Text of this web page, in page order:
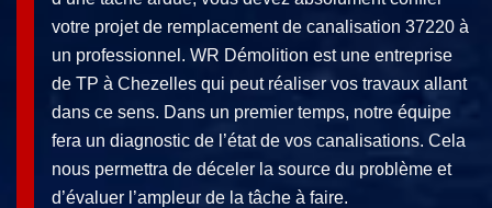
votre projet de remplacement de canalisation 37220 à
un professionnel. WR Démolition est une entreprise
de TP à Chezelles qui peut réaliser vos travaux allant
dans ce sens. Dans un premier temps, notre équipe
fera un diagnostic de l’état de vos canalisations. Cela
nous permettra de déceler la source du problème et
d’évaluer l’ampleur de la tâche à faire.